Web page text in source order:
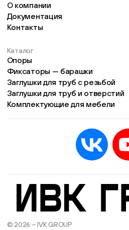
О компании
Документация
Контакты
Каталог
Опоры
Фиксаторы — барашки
Заглушки для труб с резьбой
Заглушки для труб и отверстий
Комплектующие для мебели
© 2026 – IVK GROUP